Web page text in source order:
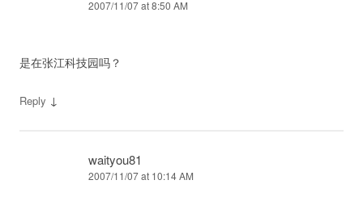
2007/11/07 at 8:50 AM
是在张江科技园吗？
Reply ↓
waityou81
2007/11/07 at 10:14 AM